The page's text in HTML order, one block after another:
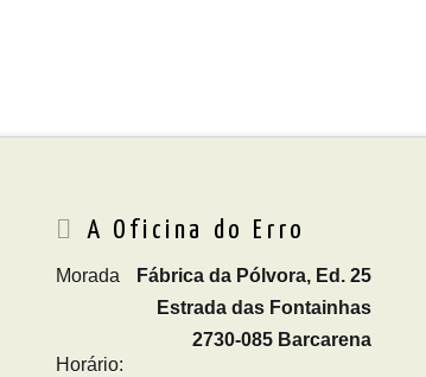
A Oficina do Erro
Morada
Fábrica da Pólvora, Ed. 25
Estrada das Fontainhas
2730-085 Barcarena
Horário: